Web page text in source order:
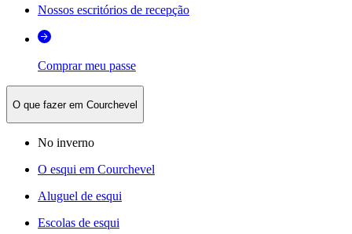
Nossos escritórios de recepção
Comprar meu passe
O que fazer em Courchevel
No inverno
O esqui em Courchevel
Aluguel de esqui
Escolas de esqui